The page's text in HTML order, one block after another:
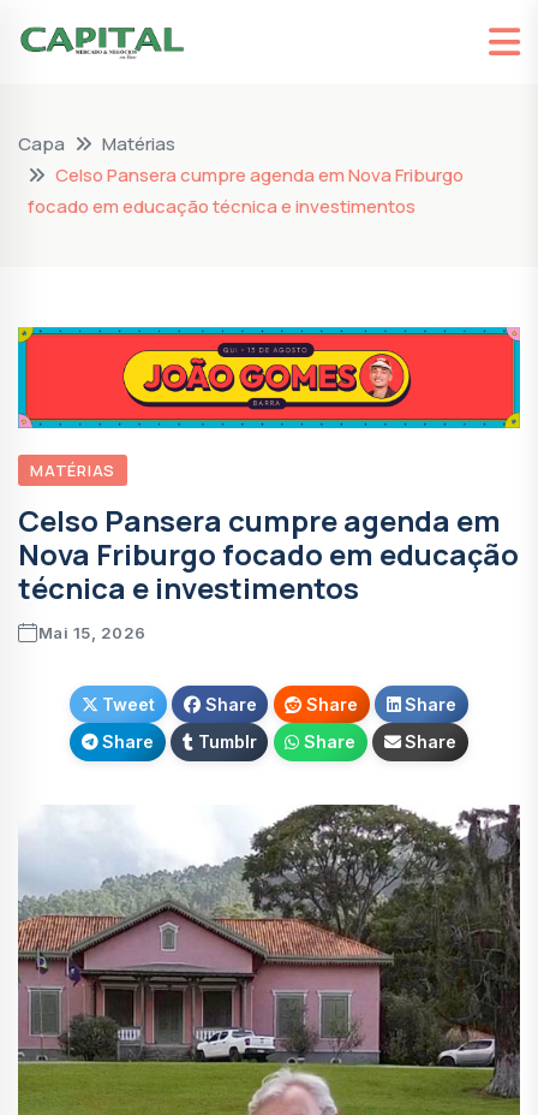
Capa
Matérias
Celso Pansera cumpre agenda em Nova Friburgo
focado em educação técnica e investimentos
MATÉRIAS
Celso Pansera cumpre agenda em
Nova Friburgo focado em educação
técnica e investimentos
Mai 15, 2026
Tweet Share Share
Share
Share
Tumblr Share Share